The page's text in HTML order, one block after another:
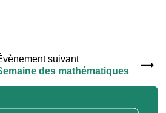
suivant
des mathématiques